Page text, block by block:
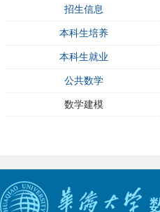
招生信息
本科生培养
本科生就业
公共数学
数学建模